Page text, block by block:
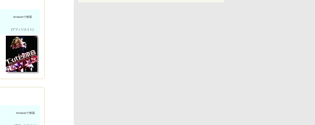
Amazonで検索
(アフィリエイト)
Amazonで検索